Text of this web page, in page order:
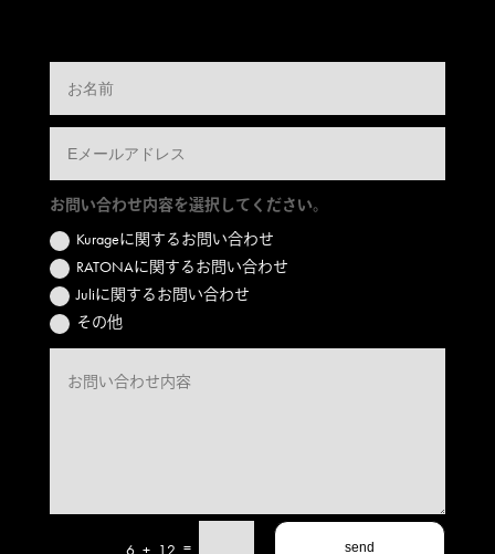
お問い合わせ内容を選択してください。
Kurageに関するお問い合わせ
RATONAに関するお問い合わせ
Juliに関するお問い合わせ
その他
6 + 12 = send